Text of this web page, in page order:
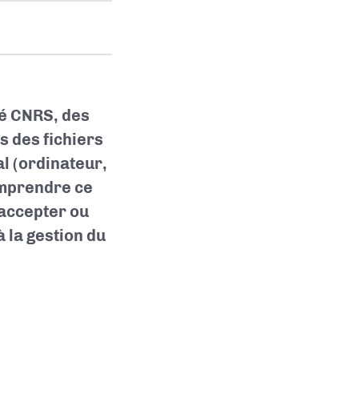
des
des fichiers
(ordinateur,
ce
ou
la gestion du